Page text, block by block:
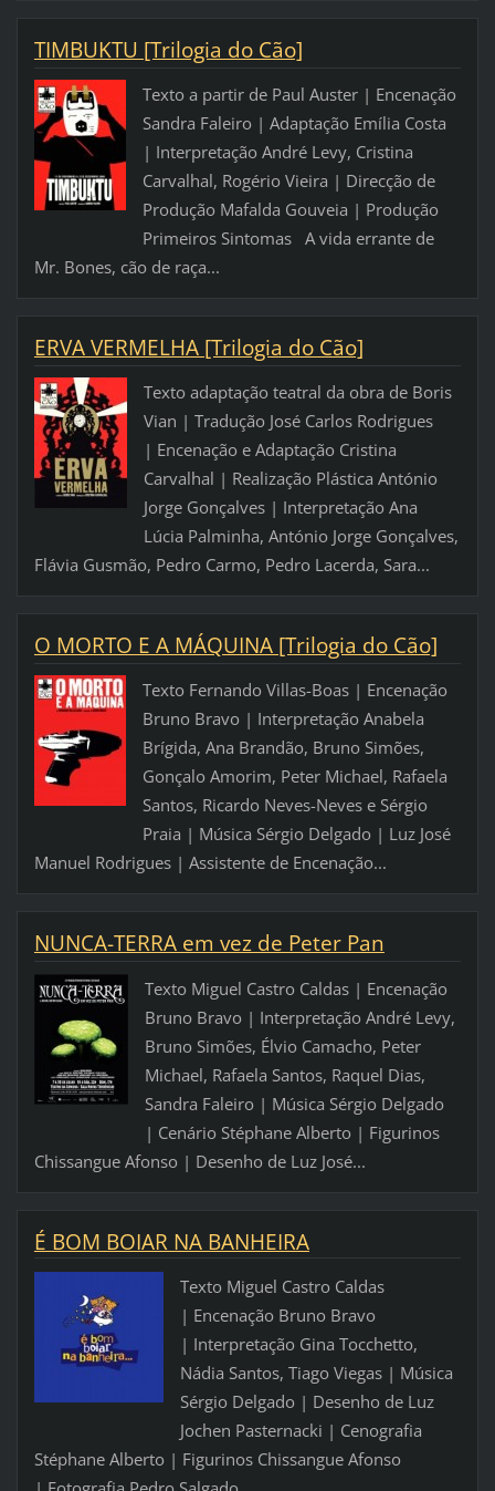
TIMBUKTU [Trilogia do Cão]
Texto a partir de Paul Auster | Encenação
Sandra Faleiro | Adaptação Emília Costa
| Interpretação André Levy, Cristina
Carvalhal, Rogério Vieira | Direcção de
Produção Mafalda Gouveia | Produção
Primeiros Sintomas A vida errante de
Mr. Bones, cão de raça...
ERVA VERMELHA [Trilogia do Cão]
Texto adaptação teatral da obra de Boris
Vian | Tradução José Carlos Rodrigues
| Encenação e Adaptação Cristina
Carvalhal | Realização Plástica António
Jorge Gonçalves | Interpretação Ana
Lúcia Palminha, António Jorge Gonçalves,
Flávia Gusmão, Pedro Carmo, Pedro Lacerda, Sara...
O MORTO E A MÁQUINA [Trilogia do Cão]
Texto Fernando Villas-Boas | Encenação
Bruno Bravo | Interpretação Anabela
Brígida, Ana Brandão, Bruno Simões,
Gonçalo Amorim, Peter Michael, Rafaela
Santos, Ricardo Neves-Neves e Sérgio
Praia | Música Sérgio Delgado | Luz José
Manuel Rodrigues | Assistente de Encenação...
NUNCA-TERRA em vez de Peter Pan
Texto Miguel Castro Caldas | Encenação
Bruno Bravo | Interpretação André Levy,
Bruno Simões, Élvio Camacho, Peter
Michael, Rafaela Santos, Raquel Dias,
Sandra Faleiro | Música Sérgio Delgado
| Cenário Stéphane Alberto | Figurinos
Chissangue Afonso | Desenho de Luz José...
É BOM BOIAR NA BANHEIRA
Texto Miguel Castro Caldas
| Encenação Bruno Bravo
| Interpretação Gina Tocchetto,
Nádia Santos, Tiago Viegas | Música
Sérgio Delgado | Desenho de Luz
Jochen Pasternacki | Cenografia
Stéphane Alberto | Figurinos Chissangue Afonso